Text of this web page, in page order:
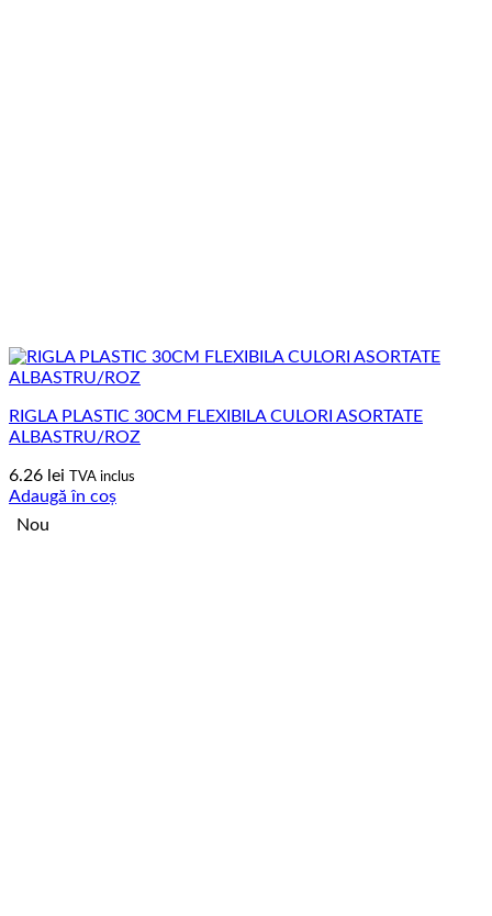
RIGLA PLASTIC 30CM FLEXIBILA CULORI ASORTATE
ALBASTRU/ROZ
6.26 lei TVA inclus
Adaugă în coș
Nou